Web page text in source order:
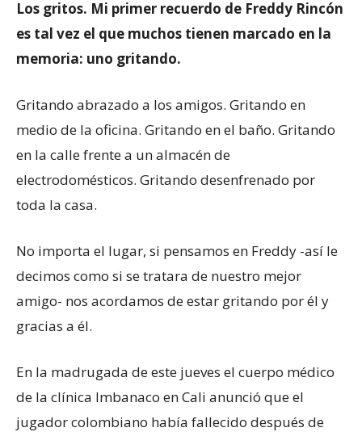
Los gritos. Mi primer recuerdo de Freddy Rincón
es tal vez el que muchos tienen marcado en la
memoria: uno gritando.
Gritando abrazado a los amigos. Gritando en
medio de la oficina. Gritando en el baño. Gritando
en la calle frente a un almacén de
electrodomésticos. Gritando desenfrenado por
toda la casa.
No importa el lugar, si pensamos en Freddy -así le
decimos como si se tratara de nuestro mejor
amigo- nos acordamos de estar gritando por él y
gracias a él.
En la madrugada de este jueves el cuerpo médico
de la clínica Imbanaco en Cali anunció que el
jugador colombiano había fallecido después de